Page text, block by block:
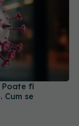
Poate fi
Cum se